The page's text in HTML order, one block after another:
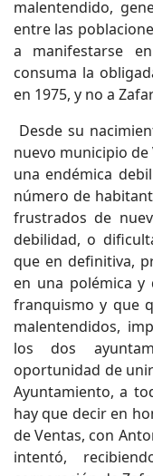
malentendido,
entre las
a manifestarse
consuma la
en 1975, y no a
Desde su
nuevo municipio de
una endémica
número de
frustrados de
debilidad, o
que en definitiva,
en una polémica y
franquismo y que
malentendidos,
los dos
oportunidad de
Ayuntamiento, a
hay que decir en
de Ventas, con
intentó,